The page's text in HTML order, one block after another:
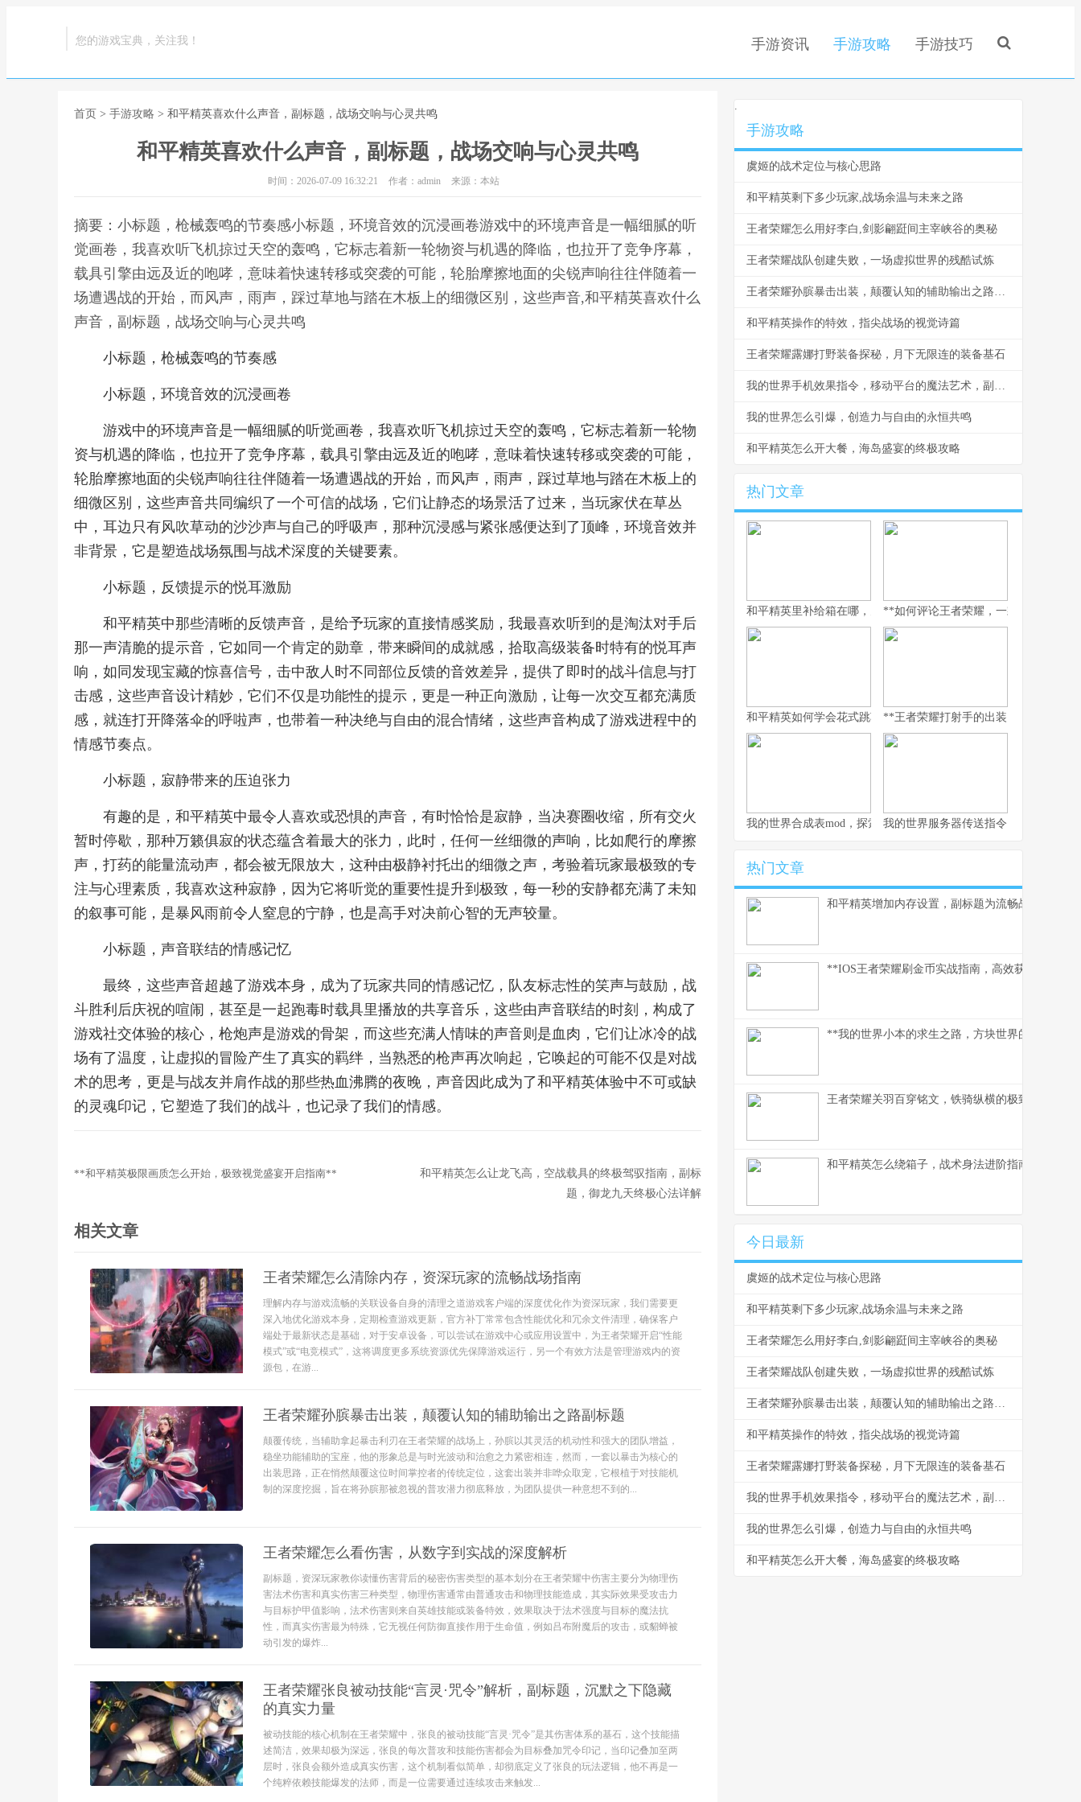
您的游戏宝典，关注我！ 手游资讯 手游攻略 手游技巧
首页 > 手游攻略 > 和平精英喜欢什么声音，副标题，战场交响与心灵共鸣
和平精英喜欢什么声音，副标题，战场交响与心灵共鸣
时间：2026-07-09 16:32:21 作者：admin 来源：本站
摘要：小标题，枪械轰鸣的节奏感小标题，环境音效的沉浸画卷游戏中的环境声音是一幅细腻的听
觉画卷，我喜欢听飞机掠过天空的轰鸣，它标志着新一轮物资与机遇的降临，也拉开了竞争序幕，
载具引擎由远及近的咆哮，意味着快速转移或突袭的可能，轮胎摩擦地面的尖锐声响往往伴随着一
场遭遇战的开始，而风声，雨声，踩过草地与踏在木板上的细微区别，这些声音,和平精英喜欢什么
声音，副标题，战场交响与心灵共鸣
小标题，枪械轰鸣的节奏感
小标题，环境音效的沉浸画卷
游戏中的环境声音是一幅细腻的听觉画卷，我喜欢听飞机掠过天空的轰鸣，它标志着新一轮物
资与机遇的降临，也拉开了竞争序幕，载具引擎由远及近的咆哮，意味着快速转移或突袭的可能，
轮胎摩擦地面的尖锐声响往往伴随着一场遭遇战的开始，而风声，雨声，踩过草地与踏在木板上的
细微区别，这些声音共同编织了一个可信的战场，它们让静态的场景活了过来，当玩家伏在草丛
中，耳边只有风吹草动的沙沙声与自己的呼吸声，那种沉浸感与紧张感便达到了顶峰，环境音效并
非背景，它是塑造战场氛围与战术深度的关键要素。
小标题，反馈提示的悦耳激励
和平精英中那些清晰的反馈声音，是给予玩家的直接情感奖励，我最喜欢听到的是淘汰对手后
那一声清脆的提示音，它如同一个肯定的勋章，带来瞬间的成就感，拾取高级装备时特有的悦耳声
响，如同发现宝藏的惊喜信号，击中敌人时不同部位反馈的音效差异，提供了即时的战斗信息与打
击感，这些声音设计精妙，它们不仅是功能性的提示，更是一种正向激励，让每一次交互都充满质
感，就连打开降落伞的呼啦声，也带着一种决绝与自由的混合情绪，这些声音构成了游戏进程中的
情感节奏点。
小标题，寂静带来的压迫张力
有趣的是，和平精英中最令人喜欢或恐惧的声音，有时恰恰是寂静，当决赛圈收缩，所有交火
暂时停歇，那种万籁俱寂的状态蕴含着最大的张力，此时，任何一丝细微的声响，比如爬行的摩擦
声，打药的能量流动声，都会被无限放大，这种由极静衬托出的细微之声，考验着玩家最极致的专
注与心理素质，我喜欢这种寂静，因为它将听觉的重要性提升到极致，每一秒的安静都充满了未知
的叙事可能，是暴风雨前令人窒息的宁静，也是高手对决前心智的无声较量。
小标题，声音联结的情感记忆
最终，这些声音超越了游戏本身，成为了玩家共同的情感记忆，队友标志性的笑声与鼓励，战
斗胜利后庆祝的喧闹，甚至是一起跑毒时载具里播放的共享音乐，这些由声音联结的时刻，构成了
游戏社交体验的核心，枪炮声是游戏的骨架，而这些充满人情味的声音则是血肉，它们让冰冷的战
场有了温度，让虚拟的冒险产生了真实的羁绊，当熟悉的枪声再次响起，它唤起的可能不仅是对战
术的思考，更是与战友并肩作战的那些热血沸腾的夜晚，声音因此成为了和平精英体验中不可或缺
的灵魂印记，它塑造了我们的战斗，也记录了我们的情感。
**和平精英极限画质怎么开始，极致视觉盛宴开启指南**
和平精英怎么让龙飞高，空战载具的终极驾驭指南，副标
题，御龙九天终极心法详解
相关文章
王者荣耀怎么清除内存，资深玩家的流畅战场指南
理解内存与游戏流畅的关联设备自身的清理之道游戏客户端的深度优化作为资深玩家，我们需要更
深入地优化游戏本身，定期检查游戏更新，官方补丁常常包含性能优化和冗余文件清理，确保客户
端处于最新状态是基础，对于安卓设备，可以尝试在游戏中心或应用设置中，为王者荣耀开启“性能
模式”或“电竞模式”，这将调度更多系统资源优先保障游戏运行，另一个有效方法是管理游戏内的资
源包，在游...
王者荣耀孙膑暴击出装，颠覆认知的辅助输出之路副标题
颠覆传统，当辅助拿起暴击利刃在王者荣耀的战场上，孙膑以其灵活的机动性和强大的团队增益，
稳坐功能辅助的宝座，他的形象总是与时光波动和治愈之力紧密相连，然而，一套以暴击为核心的
出装思路，正在悄然颠覆这位时间掌控者的传统定位，这套出装并非哗众取宠，它根植于对技能机
制的深度挖掘，旨在将孙膑那被忽视的普攻潜力彻底释放，为团队提供一种意想不到的...
王者荣耀怎么看伤害，从数字到实战的深度解析
副标题，资深玩家教你读懂伤害背后的秘密伤害类型的基本划分在王者荣耀中伤害主要分为物理伤
害法术伤害和真实伤害三种类型，物理伤害通常由普通攻击和物理技能造成，其实际效果受攻击力
与目标护甲值影响，法术伤害则来自英雄技能或装备特效，效果取决于法术强度与目标的魔法抗
性，而真实伤害最为特殊，它无视任何防御直接作用于生命值，例如吕布附魔后的攻击，或貂蝉被
动引发的爆炸...
王者荣耀张良被动技能“言灵·咒令”解析，副标题，沉默之下隐藏
的真实力量
被动技能的核心机制在王者荣耀中，张良的被动技能“言灵·咒令”是其伤害体系的基石，这个技能描
述简洁，效果却极为深远，张良的每次普攻和技能伤害都会为目标叠加咒令印记，当印记叠加至两
层时，张良会额外造成真实伤害，这个机制看似简单，却彻底定义了张良的玩法逻辑，他不再是一
个纯粹依赖技能爆发的法师，而是一位需要通过连续攻击来触发...
.
手游攻略
虞姬的战术定位与核心思路
和平精英剩下多少玩家,战场余温与未来之路
王者荣耀怎么用好李白,剑影翩跹间主宰峡谷的奥秘
王者荣耀战队创建失败，一场虚拟世界的残酷试炼
王者荣耀孙膑暴击出装，颠覆认知的辅助输出之路副标题
和平精英操作的特效，指尖战场的视觉诗篇
王者荣耀露娜打野装备探秘，月下无限连的装备基石
我的世界手机效果指令，移动平台的魔法艺术，副标题，指尖编织的游戏法则
我的世界怎么引爆，创造力与自由的永恒共鸣
和平精英怎么开大餐，海岛盛宴的终极攻略
热门文章
和平精英里补给箱在哪，空投背后的战术密码**如何评论王者荣耀，一款游戏与一面
和平精英如何学会花式跳车，副标题为实战进阶与极限操作指南
**王者荣耀打射手的出装，破晓之路
我的世界合成表mod，探索创造的无限可能，副标题，资深玩家的
我的世界服务器传送指令，连接方块宇
热门文章
和平精英增加内存设置，副标题为流畅战场背后的
**IOS王者荣耀刷金币实战指南，高效获取财富之
**我的世界小本的求生之路，方块世界的末日生存
王者荣耀关羽百穿铭文，铁骑纵横的极致穿透之
和平精英怎么绕箱子，战术身法进阶指南副标题
今日最新
虞姬的战术定位与核心思路
和平精英剩下多少玩家,战场余温与未来之路
王者荣耀怎么用好李白,剑影翩跹间主宰峡谷的奥秘
王者荣耀战队创建失败，一场虚拟世界的残酷试炼
王者荣耀孙膑暴击出装，颠覆认知的辅助输出之路副标题
和平精英操作的特效，指尖战场的视觉诗篇
王者荣耀露娜打野装备探秘，月下无限连的装备基石
我的世界手机效果指令，移动平台的魔法艺术，副标题，指尖编织的游戏法则
我的世界怎么引爆，创造力与自由的永恒共鸣
和平精英怎么开大餐，海岛盛宴的终极攻略